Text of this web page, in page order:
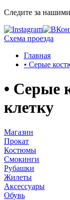
Следите за
Схема проезда
Главная
• Серые
• Серые
клетку
Магазин
Прокат
Костюмы
Смокинги
Рубашки
Жилеты
Аксессуары
Обувь